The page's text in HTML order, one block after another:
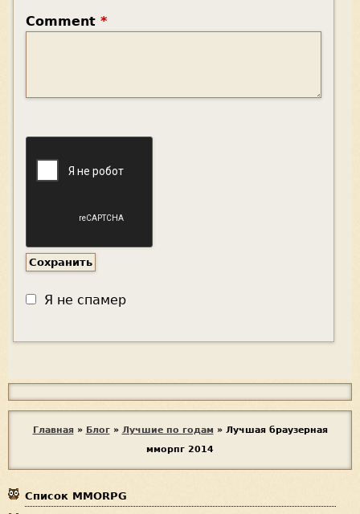
Comment *
Я не спамер
с
п
а
е
р
д
Главная » Блог » Лучшие по годам » Лучшая браузерная
мморпг 2014
Список MMORPG